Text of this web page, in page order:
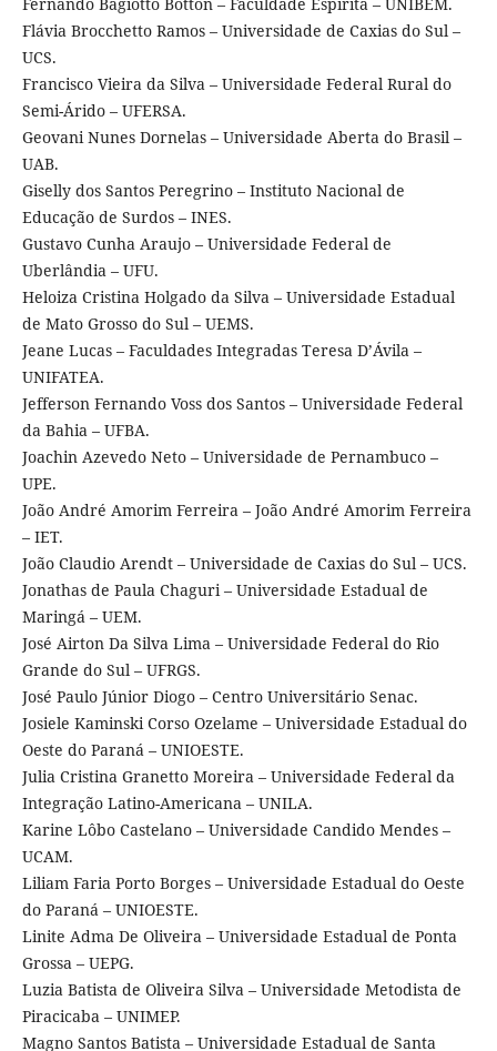
Flávia Brocchetto Ramos – Universidade de Caxias do Sul –
UCS.
Francisco Vieira da Silva – Universidade Federal Rural do
Semi-Árido – UFERSA.
Geovani Nunes Dornelas – Universidade Aberta do Brasil –
UAB.
Giselly dos Santos Peregrino – Instituto Nacional de
Educação de Surdos – INES.
Gustavo Cunha Araujo – Universidade Federal de
Uberlândia – UFU.
Heloiza Cristina Holgado da Silva – Universidade Estadual
de Mato Grosso do Sul – UEMS.
Jeane Lucas – Faculdades Integradas Teresa D’Ávila –
UNIFATEA.
Jefferson Fernando Voss dos Santos – Universidade Federal
da Bahia – UFBA.
Joachin Azevedo Neto – Universidade de Pernambuco –
UPE.
João André Amorim Ferreira – João André Amorim Ferreira
– IET.
João Claudio Arendt – Universidade de Caxias do Sul – UCS.
Jonathas de Paula Chaguri – Universidade Estadual de
Maringá – UEM.
José Airton Da Silva Lima – Universidade Federal do Rio
Grande do Sul – UFRGS.
José Paulo Júnior Diogo – Centro Universitário Senac.
Josiele Kaminski Corso Ozelame – Universidade Estadual do
Oeste do Paraná – UNIOESTE.
Julia Cristina Granetto Moreira – Universidade Federal da
Integração Latino-Americana – UNILA.
Karine Lôbo Castelano – Universidade Candido Mendes –
UCAM.
Liliam Faria Porto Borges – Universidade Estadual do Oeste
do Paraná – UNIOESTE.
Linite Adma De Oliveira – Universidade Estadual de Ponta
Grossa – UEPG.
Luzia Batista de Oliveira Silva – Universidade Metodista de
Piracicaba – UNIMEP.
Magno Santos Batista – Universidade Estadual de Santa